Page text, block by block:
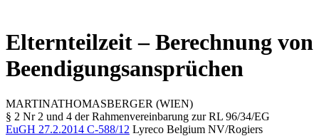
Elternteilzeit – Berechnung von
Beendigungsansprüchen
MARTINATHOMASBERGER (WIEN)
§ 2 Nr 2 und 4 der Rahmenvereinbarung zur RL 96/34/EG
EuGH 27.2.2014 C-588/12 Lyreco Belgium NV/Rogiers